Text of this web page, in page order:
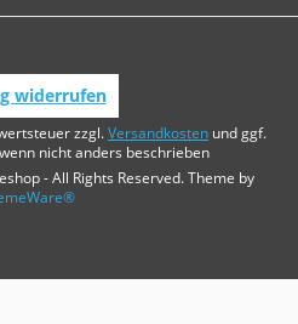
widerrufen
zzgl.Versandkosten und ggf.
nicht anders beschrieben
- All Rights Reserved. Theme by